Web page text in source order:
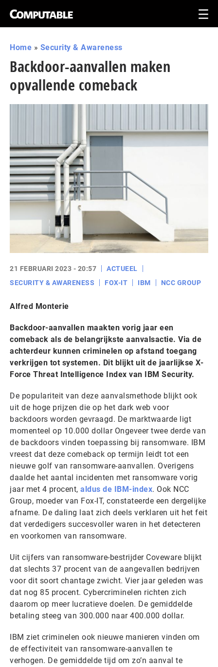
Home » Security & Awareness
Backdoor-aanvallen maken
opvallende comeback
21 FEBRUARI 2023 - 20:57
ACTUEEL
SECURITY & AWARENESS
FOX-IT IBM NCC GROUP
Alfred Monterie
Backdoor-aanvallen maakten vorig jaar een
comeback als de belangrijkste aanvalsactie. Via de
achterdeur kunnen criminelen op afstand toegang
verkrijgen tot systemen. Dit blijkt uit de jaarlijkse X-
Force Threat Intelligence Index van IBM Security.
De populariteit van deze aanvalsmethode blijkt ook
uit de hoge prijzen die op het dark web voor
backdoors worden gevraagd. De marktwaarde ligt
momenteel op 10.000 dollar Ongeveer twee derde van
de backdoors vinden toepassing bij ransomware. IBM
vreest dat deze comeback op termijn leidt tot een
nieuwe golf van ransomware-aanvallen. Overigens
daalde het aantal incidenten met ransomware vorig
jaar met 4 procent, aldus de IBM-index. Ook NCC
Group, moeder van Fox-IT, constateerde een dergelijke
afname. De daling laat zich deels verklaren uit het feit
dat verdedigers succesvoller waren in het detecteren
en voorkomen van ransomware.
Uit cijfers van ransomware-bestrijder Coveware blijkt
dat slechts 37 procent van de aangevallen bedrijven
voor dit soort chantage zwicht. Vier jaar geleden was
dat nog 85 procent. Cybercriminelen richten zich
daarom op meer lucratieve doelen. De gemiddelde
betaling steeg van 300.000 naar 400.000 dollar.
IBM ziet criminelen ook nieuwe manieren vinden om
de effectiviteit van ransomware-aanvallen te
verhogen. De gemiddelde tijd om zo’n aanval te